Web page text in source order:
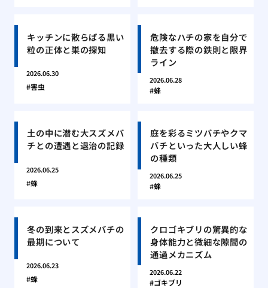
キッチンに散らばる黒い
粒の正体と巣の探知
2026.06.30
害虫
危険なハチの家を自分で
撤去する際の鉄則と限界
ライン
2026.06.28
蜂
土の中に潜む大スズメバ
チとの遭遇と退治の記録
2026.06.25
蜂
庭を彩るミツバチやクマ
バチといった大人しい蜂
の種類
2026.06.25
蜂
冬の到来とスズメバチの
最期について
2026.06.23
蜂
クロゴキブリの驚異的な
身体能力と微細な隙間の
通過メカニズム
2026.06.22
ゴキブリ